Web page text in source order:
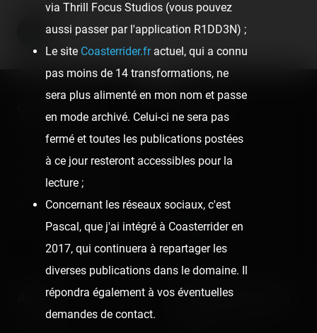
Fun experiences sharing
from roller coasters, theme
parks, fairgrounds and
entertainment enthusiasts.
Home
Posts
Instant pictures
About Let's keep in touch
via Thrill Focus Studios (vous pouvez
aussi passer par l'application R1DD3N) ;
Le site Coasterrider.fractuel, qui a connu
pas moins de 14 transformations, ne
sera plus alimenté en mon nom et passe
en mode archivé. Celui-ci ne sera pas
fermé et toutes les publications postées
à ce jour resteront accessibles pour la
lecture ;
Concernant les réseaux sociaux, c'est
Pascal, que j'ai intégré à Coasterrider en
2017, qui continuera à repartager les
diverses publications dans le domaine. Il
répondra également à vos éventuelles
demandes de contact.